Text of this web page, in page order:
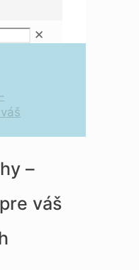
✕
–
váš